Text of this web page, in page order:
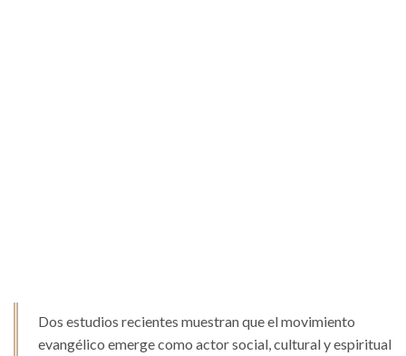
Dos estudios recientes muestran que el movimiento
evangélico emerge como actor social, cultural y espiritual